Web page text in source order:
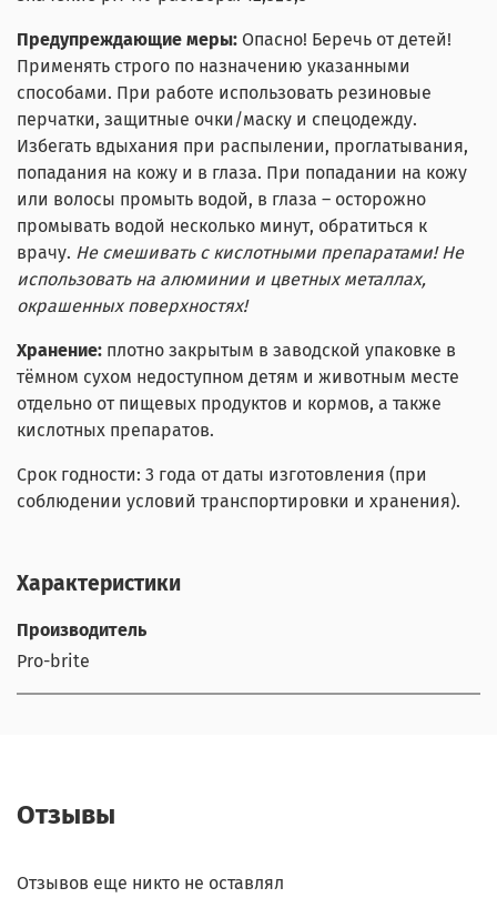
Предупреждающие меры: Опасно! Беречь от детей!
Применять строго по назначению указанными
способами. При работе использовать резиновые
перчатки, защитные очки/маску и спецодежду.
Избегать вдыхания при распылении, проглатывания,
попадания на кожу и в глаза. При попадании на кожу
или волосы промыть водой, в глаза – осторожно
промывать водой несколько минут, обратиться к
врачу. Не смешивать с кислотными препаратами! Не
использовать на алюминии и цветных металлах,
окрашенных поверхностях!
Хранение: плотно закрытым в заводской упаковке в
тёмном сухом недоступном детям и животным месте
отдельно от пищевых продуктов и кормов, а также
кислотных препаратов.
Срок годности: 3 года от даты изготовления (при
соблюдении условий транспортировки и хранения).
Характеристики
Производитель
Pro-brite
Отзывы
Отзывов еще никто не оставлял